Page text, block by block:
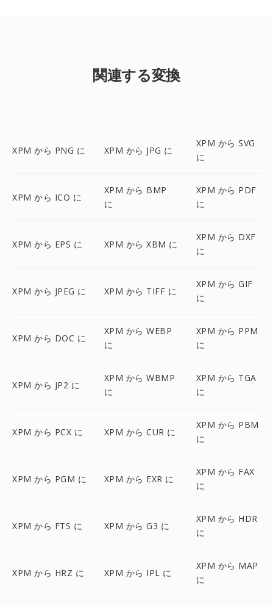
関連する変換
XPM から PNG に XPM から JPG に
XPM から SVG
に
XPM から ICO に
XPM から BMP
に
XPM から PDF
に
XPM から EPS に XPM から XBM に
XPM から DXF
に
XPM から JPEG に XPM から TIFF に
XPM から GIF
に
XPM から DOC に
XPM から WEBP
に
XPM から PPM
に
XPM から JP2 に
XPM から WBMP
に
XPM から TGA
に
XPM から PCX に XPM から CUR に
XPM から PBM
に
XPM から PGM に XPM から EXR に
XPM から FAX
に
XPM から FTS に XPM から G3 に
XPM から HDR
に
XPM から HRZ に XPM から IPL に
XPM から MAP
に